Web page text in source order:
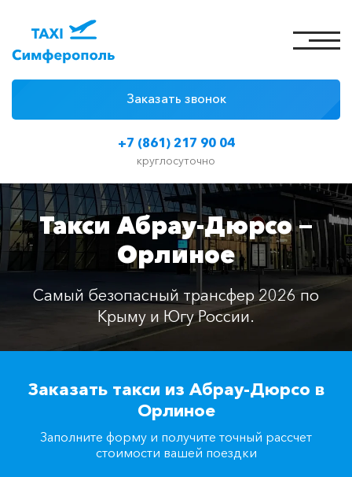
+7 (861) 217 90 04
круглосуточно
Заказать звонок
Цены на такси
Классы автомобилей
Отзывы
Контакты
+7(861)217-90-04
Заказать такси
Такси Абрау-Дюрсо —
Орлиное
Самый безопасный трансфер 2026 по
Крыму и Югу России.
Заказать такси из Абрау-Дюрсо в
Орлиное
Заполните форму и получите точный рассчет
стоимости вашей поездки